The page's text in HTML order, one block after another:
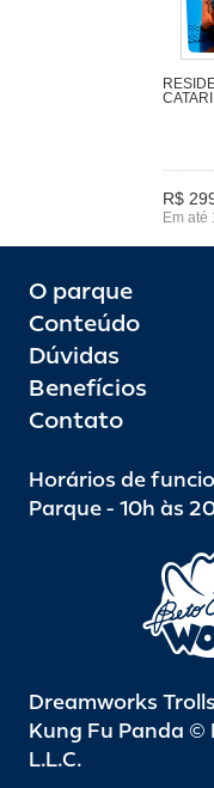
R$
Em até
O parque
Conteúdo
Dúvidas
Benefícios
Contato
Horários de
Parque - 10h às
Dreamworks
Kung Fu Panda
L.L.C.